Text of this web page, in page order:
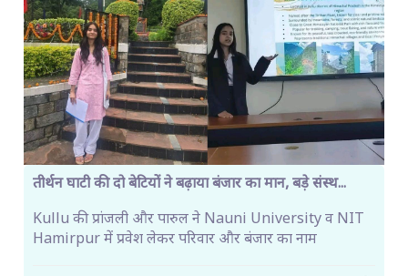
तीर्थन घाटी की दो बेटियों ने बढ़ाया बंजार का मान, बड़े संस्थ...
Kullu की प्रांजली और पारुल ने Nauni University व NIT
Hamirpur में प्रवेश लेकर परिवार और बंजार का नाम